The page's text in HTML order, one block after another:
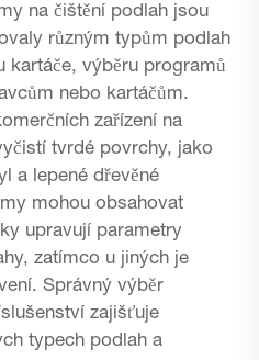
na čištění podlah jsou
různým typům podlah
kartáče, výběru programů
nebo kartáčům.
zařízení na
tvrdé povrchy, jako
a lepené dřevěné
mohou obsahovat
upravují parametry
zatímco u jiných je
Správný výběr
zajišťuje
typech podlah a